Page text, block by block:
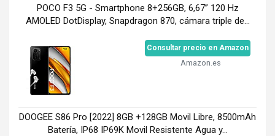
POCO F3 5G - Smartphone 8+256GB, 6,67” 120 Hz
AMOLED DotDisplay, Snapdragon 870, cámara triple de...
Consultar precio en Amazon
Amazon.es
DOOGEE S86 Pro [2022] 8GB +128GB Movil Libre, 8500mAh
Batería, IP68 IP69K Movil Resistente Agua y...